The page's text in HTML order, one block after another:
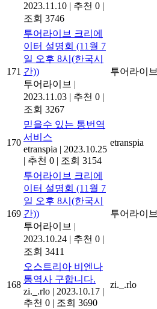
2023.11.10 | 추천 0 |
조회 3746
171
투어라이브 크리에
이터 설명회 (11월 7
일 오후 8시(한국시
간))
투어라이브 |
2023.11.03 | 추천 0 |
조회 3267
투어라이브
170
믿을수 있는 통번역
서비스
etranspia | 2023.10.25
| 추천 0 | 조회 3154
etranspia
169
투어라이브 크리에
이터 설명회 (11월 7
일 오후 8시(한국시
간))
투어라이브 |
2023.10.24 | 추천 0 |
조회 3411
투어라이브
168
오스트리아 비엔나
통역사 구합니다.
zi._.rlo | 2023.10.17 |
추천 0 | 조회 3690
zi._.rlo